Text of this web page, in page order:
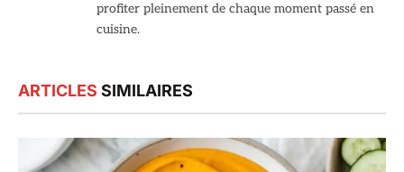
profiter pleinement de chaque moment passé en
cuisine.
ARTICLES SIMILAIRES